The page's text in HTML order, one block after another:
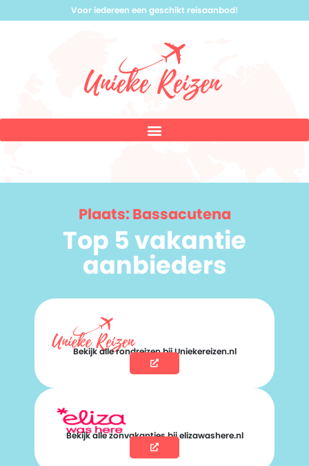
Voor iedereen een geschikt reisaanbod!
Plaats: Bassacutena
Top 5 vakantie
aanbieders
Bekijk alle rondreizen bij Uniekereizen.nl
Bekijk alle zonvakanties bij elizawashere.nl